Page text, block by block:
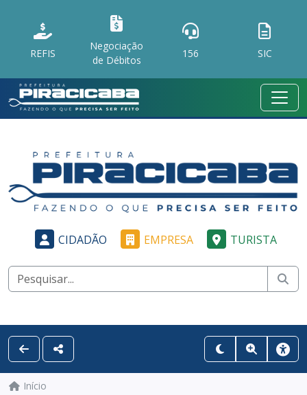
REFIS
Negociação
de Débitos
156 SIC
CIDADÃO EMPRESA TURISTA
Início